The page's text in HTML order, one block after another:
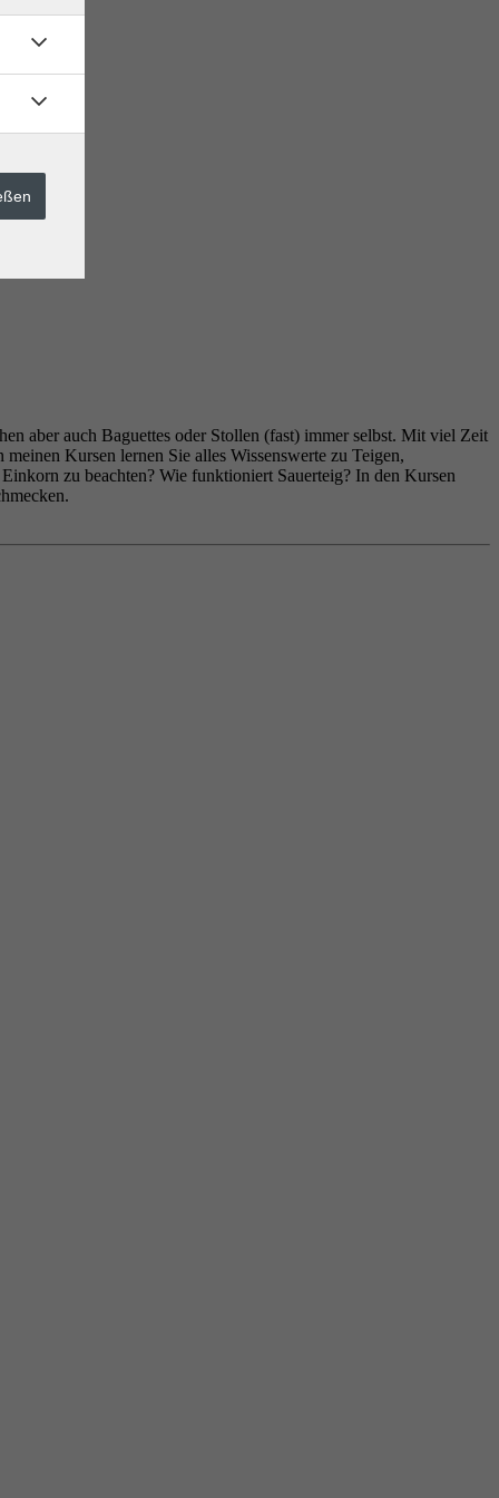
aber auch Baguettes oder Stollen (fast) immer selbst. Mit viel Zeit
Kursen lernen Sie alles Wissenswerte zu Teigen,
zu beachten? Wie funktioniert Sauerteig? In den Kursen